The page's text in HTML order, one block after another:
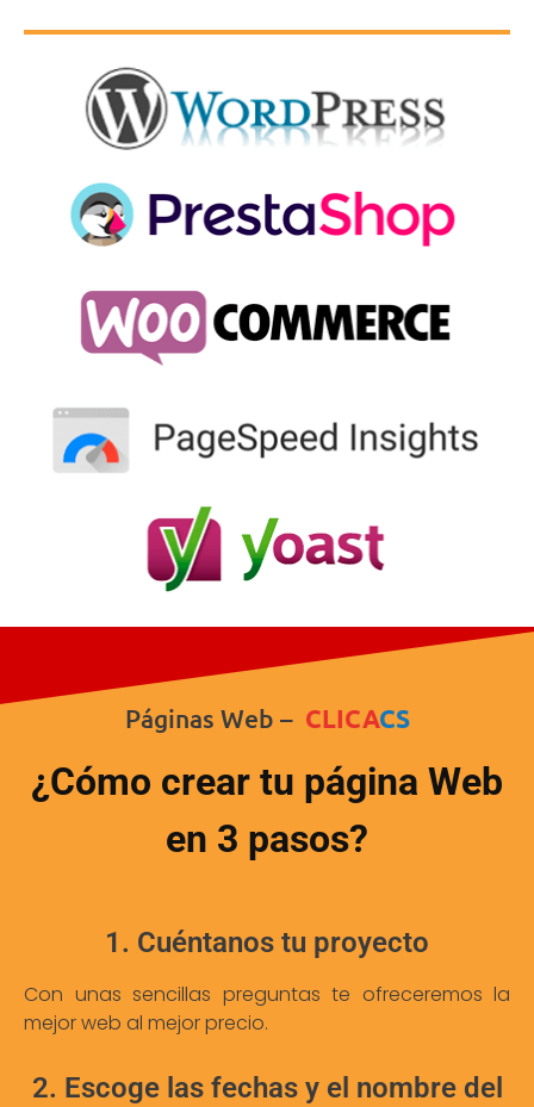
Páginas Web – CLICACS
¿Cómo crear tu página Web
en 3 pasos?
1. Cuéntanos tu proyecto
Con unas sencillas preguntas te ofreceremos la
mejor web al mejor precio.
2. Escoge las fechas y el nombre del